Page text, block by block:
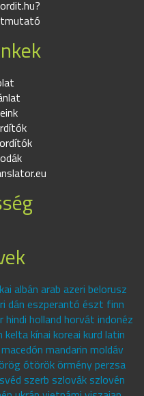
albán arab azeri belorusz
dán eszperantó észt finn
holland horvát indonéz
kelta kínai koreai kurd latin
mandarin moldáv
ótörök örmény perzsa
szerb szlovák szlovén